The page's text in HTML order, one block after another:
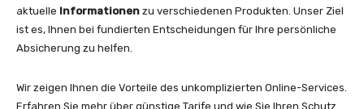
aktuelle Informationen zu verschiedenen Produkten. Unser Ziel
ist es, Ihnen bei fundierten Entscheidungen für Ihre persönliche
Absicherung zu helfen.
Wir zeigen Ihnen die Vorteile des unkomplizierten Online-Services.
Erfahren Sie mehr über günstige Tarife und wie Sie Ihren Schutz